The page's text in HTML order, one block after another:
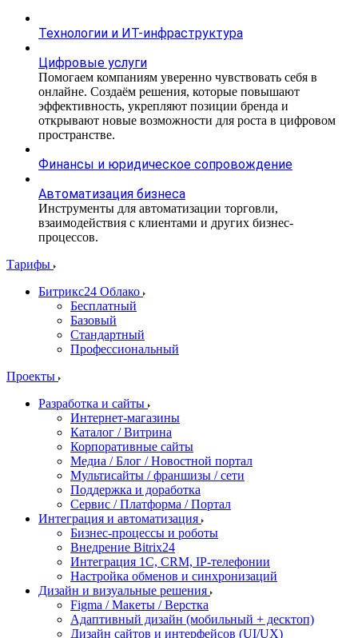
Технологии и ИТ-инфраструктура
Цифровые услуги
Помогаем компаниям уверенно чувствовать себя в
онлайне. Создаём решения, которые повышают
эффективность, укрепляют позиции бренда и
открывают новые возможности для роста в цифровом
пространстве.
Финансы и юридическое сопровождение
Автоматизация бизнеса
Инструменты для автоматизации торговли,
взаимодействия с клиентами и других бизнес-
процессов.
Тарифы
Битрикс24 Облако
Бесплатный
Базовый
Стандартный
Профессиональный
Проекты
Разработка и сайты
Интернет-магазины
Каталог / Витрина
Корпоративные сайты
Медиа / Блог / Новостной портал
Мультисайты / франшизы / сети
Поддержка и доработка
Сервис / Платформа / Портал
Интеграция и автоматизация
Бизнес-процессы и роботы
Внедрение Bitrix24
Интеграция 1С, CRM, IP-телефонии
Настройка обменов и синхронизаций
Дизайн и визуальные решения
Figma / Макеты / Верстка
Адаптивный дизайн (мобильный + десктоп)
Дизайн сайтов и интерфейсов (UI/UX)